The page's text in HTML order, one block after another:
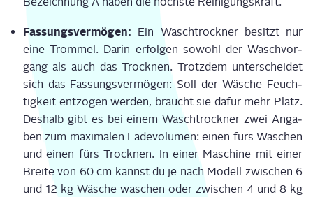
Fas­sungs­ver­mö­gen: Ein Wasch­trock­ner besitzt nur
eine Trom­mel. Dar­in erfol­gen sowohl der Wasch­vor­
gang als auch das Trock­nen. Trotz­dem unter­schei­det
sich das Fas­sungs­ver­mö­gen: Soll der Wäsche Feuch­
tig­keit ent­zo­gen wer­den, braucht sie dafür mehr Platz.
Des­halb gibt es bei einem Wasch­trock­ner zwei Anga­
ben zum maxi­ma­len Lade­vo­lu­men: einen fürs Waschen
und einen fürs Trock­nen. In einer Maschi­ne mit einer
Brei­te von 60 cm kannst du je nach Modell zwi­schen 6
und 12 kg Wäsche waschen oder zwi­schen 4 und 8 kg